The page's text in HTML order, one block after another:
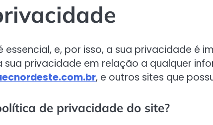
essencial, e, por isso, a sua privacidade é
sua privacidade em relação a qualquer
, e outros sites que
de privacidade do site?